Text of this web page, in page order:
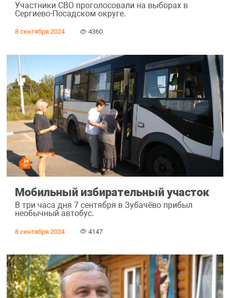
Участники СВО проголосовали на выборах в
Сергиево-Посадском округе.
8 сентября 2024 4360
Мобильный избирательный участок
В три часа дня 7 сентября в Зубачёво прибыл
необычный автобус.
8 сентября 2024 4147